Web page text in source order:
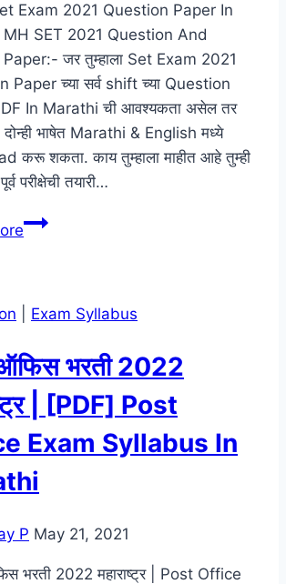
In
Maharashtra
Exam 2021 Question Paper In
SET 2021 Question And
जर तुम्हाला Set Exam 2021
Paper च्या सर्व shift च्या Question
In Marathi ची आवश्यकता असेल तर
दोन्ही भाषेत Marathi & English मध्ये
करू शकता. काय तुम्हाला माहीत आहे तुम्ही
परीक्षेची तयारी…
[Download]
Paper
In
Marathi
Exam Syllabus
भरती 2022
| [PDF] Post
Exam Syllabus In
P May 21, 2021
भरती 2022 महाराष्ट्र | Post Office